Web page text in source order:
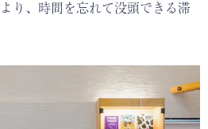
り、時間を忘れて没頭できる滞